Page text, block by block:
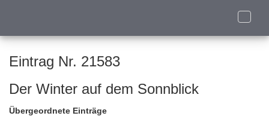
Toggle
Eintrag Nr. 21583
Der Winter auf dem Sonnblick
Übergeordnete Einträge